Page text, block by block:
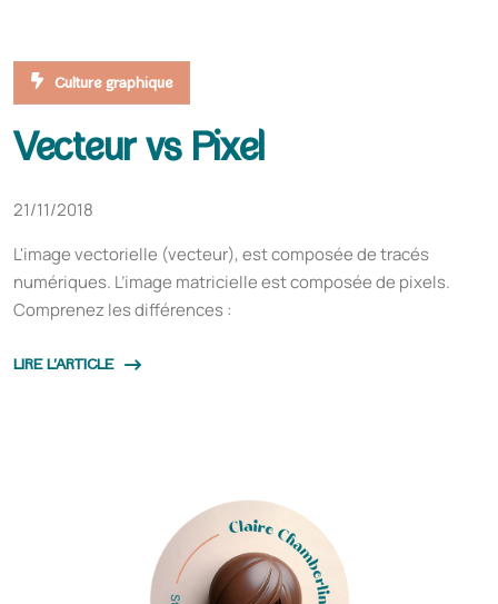
Culture graphique
Vecteur vs Pixel
21/11/2018
L'image vectorielle (vecteur), est composée de tracés
numériques. L’image matricielle est composée de pixels.
Comprenez les différences :
LIRE L'ARTICLE